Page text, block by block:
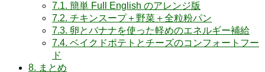
7.1. 簡単 Full English のアレンジ版
7.2. チキンスープ＋野菜＋全粒粉パン
7.3. 卵とバナナを使った軽めのエネルギー補給
7.4. ベイクドポテトとチーズのコンフォートフー
ド
8. まとめ